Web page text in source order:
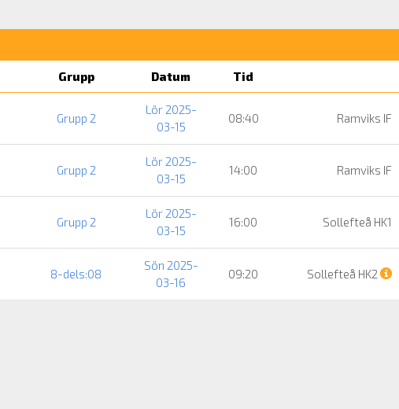
Grupp Datum Tid
Grupp 2
Lör 2025-
03-15
08:40 Ramviks IF
Grupp 2
Lör 2025-
03-15
14:00 Ramviks IF
Grupp 2
Lör 2025-
03-15
16:00 Sollefteå HK1
8-dels:08
Sön 2025-
03-16
09:20 Sollefteå HK2